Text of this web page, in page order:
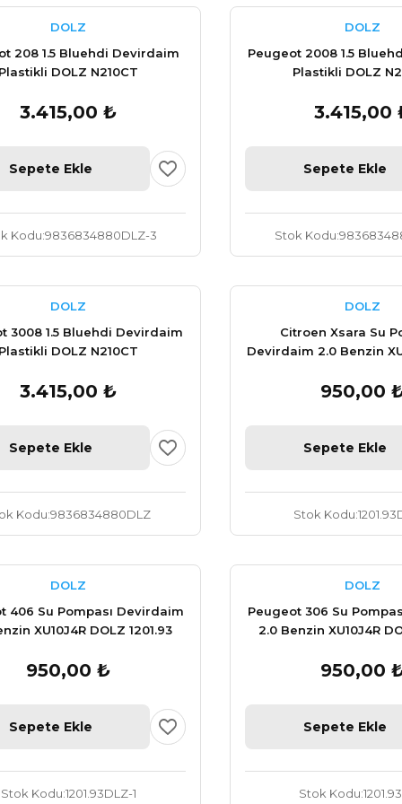
DOLZ
208 1.5 Bluehdi Devirdaim
DOLZ N210CT
3.415,00 ₺
Sepete Ekle
Kodu 9836834880DLZ-3
DOLZ
Peugeot 2008 1.5
Plastikli DOLZ
3.415,00
Sepete Ekle
Stok Kodu
DOLZ
3008 1.5 Bluehdi Devirdaim
DOLZ N210CT
3.415,00 ₺
Sepete Ekle
Kodu 9836834880DLZ
DOLZ
Citroen Xsara Su
Devirdaim 2.0 Benzin
950,00
Sepete Ekle
Stok Kodu
DOLZ
406 Su Pompası Devirdaim
XU10J4R DOLZ 1201.93
950,00 ₺
Sepete Ekle
Stok Kodu 1201.93DLZ-1
DOLZ
Peugeot 306 Su
2.0 Benzin XU10J4R
950,00
Sepete Ekle
Stok Kodu